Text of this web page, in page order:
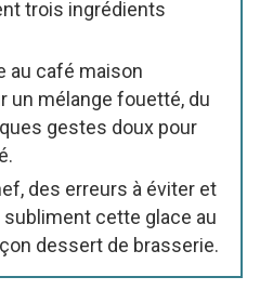
trois ingrédients
au café maison
un mélange fouetté, du
gestes doux pour
des erreurs à éviter et
cette glace au
dessert de brasserie.